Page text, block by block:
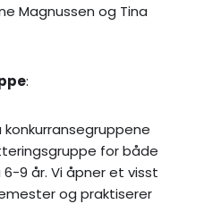
Magnussen og Tina
:
for både
9 år. Vi åpner et visst
og praktiserer